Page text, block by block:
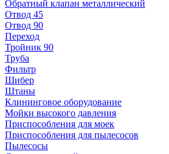
Обратный клапан металлический
Отвод 45
Отвод 90
Переход
Тройник 90
Труба
Фильтр
Шибер
Штаны
Клининговое оборудование
Мойки высокого давления
Приспособления для моек
Приспособления для пылесосов
Пылесосы